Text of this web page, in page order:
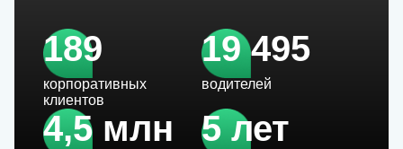
189
корпоративных
клиентов
19 495
водителей
4,5 млн 5 лет